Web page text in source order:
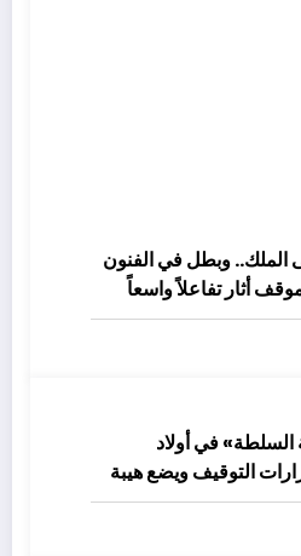
الملك.. وبطل في الفنون
أثار تفاعلاً واسعاً
في أولاد
التوقيف ويضع هيبة